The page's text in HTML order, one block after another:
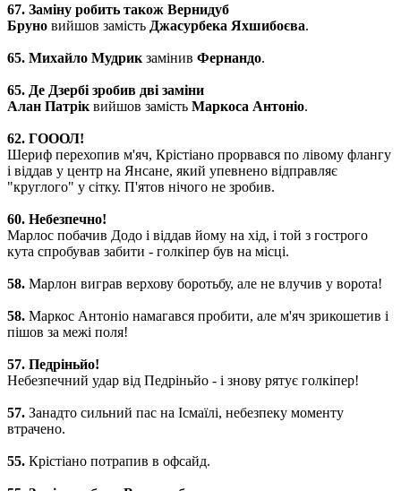
67. Заміну робить також Вернидуб
Бруно вийшов замість Джасурбека Яхшибоєва.
65. Михайло Мудрик замінив Фернандо.
65. Де Дзербі зробив дві заміни
Алан Патрік вийшов замість Маркоса Антоніо.
62. ГОООЛ!
Шериф перехопив м'яч, Крістіано прорвався по лівому флангу
і віддав у центр на Янсане, який упевнено відправляє
"круглого" у сітку. П'ятов нічого не зробив.
60. Небезпечно!
Марлос побачив Додо і віддав йому на хід, і той з гострого
кута спробував забити - голкіпер був на місці.
58. Марлон виграв верхову боротьбу, але не влучив у ворота!
58. Маркос Антоніо намагався пробити, але м'яч зрикошетив і
пішов за межі поля!
57. Педріньйо!
Небезпечний удар від Педріньйо - і знову рятує голкіпер!
57. Занадто сильний пас на Ісмаїлі, небезпеку моменту
втрачено.
55. Крістіано потрапив в офсайд.